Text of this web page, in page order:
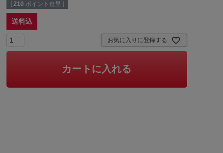
[ 210 ポイント進呈 ]
送料込
お気に入りに登録する
カートに入れる